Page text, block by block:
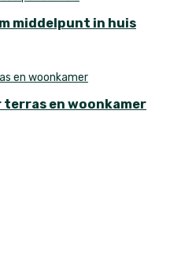
middelpunt in huis
en woonkamer